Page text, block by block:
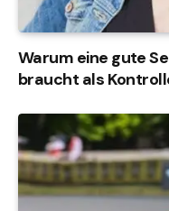
Warum eine gute
braucht als